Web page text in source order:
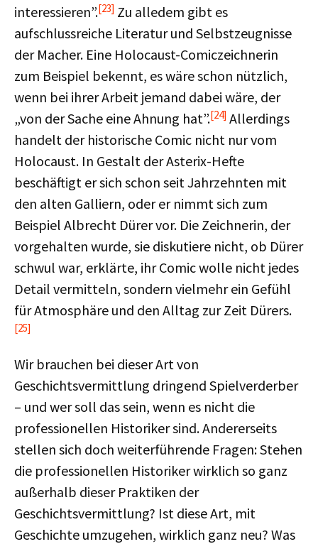
interessieren”.[23] Zu alledem gibt es
aufschlussreiche Literatur und Selbstzeugnisse
der Macher. Eine Holocaust-Comiczeichnerin
zum Beispiel bekennt, es wäre schon nützlich,
wenn bei ihrer Arbeit jemand dabei wäre, der
„von der Sache eine Ahnung hat”.[24] Allerdings
handelt der historische Comic nicht nur vom
Holocaust. In Gestalt der Asterix-Hefte
beschäftigt er sich schon seit Jahrzehnten mit
den alten Galliern, oder er nimmt sich zum
Beispiel Albrecht Dürer vor. Die Zeichnerin, der
vorgehalten wurde, sie diskutiere nicht, ob Dürer
schwul war, erklärte, ihr Comic wolle nicht jedes
Detail vermitteln, sondern vielmehr ein Gefühl
für Atmosphäre und den Alltag zur Zeit Dürers.
[25]
Wir brauchen bei dieser Art von
Geschichtsvermittlung dringend Spielverderber
– und wer soll das sein, wenn es nicht die
professionellen Historiker sind. Andererseits
stellen sich doch weiterführende Fragen: Stehen
die professionellen Historiker wirklich so ganz
außerhalb dieser Praktiken der
Geschichtsvermittlung? Ist diese Art, mit
Geschichte umzugehen, wirklich ganz neu? Was